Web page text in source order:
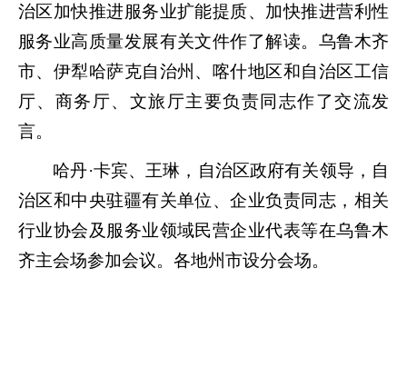
治区加快推进服务业扩能提质、加快推进营利性
服务业高质量发展有关文件作了解读。乌鲁木齐
市、伊犁哈萨克自治州、喀什地区和自治区工信
厅、商务厅、文旅厅主要负责同志作了交流发
言。
哈丹·卡宾、王琳，自治区政府有关领导，自
治区和中央驻疆有关单位、企业负责同志，相关
行业协会及服务业领域民营企业代表等在乌鲁木
齐主会场参加会议。各地州市设分会场。